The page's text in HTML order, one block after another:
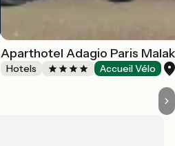
Aparthotel Adagio Paris
Hotels Accueil Vélo